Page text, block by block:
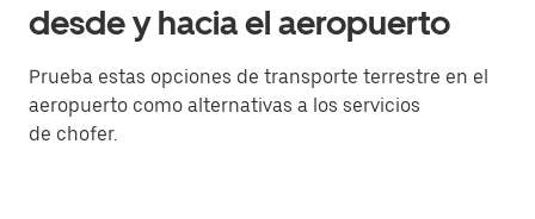
desde y hacia el aeropuerto
Prueba estas opciones de transporte terrestre en el
aeropuerto como alternativas a los servicios
de chofer.